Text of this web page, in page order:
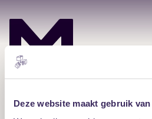
Deze website maakt gebruik